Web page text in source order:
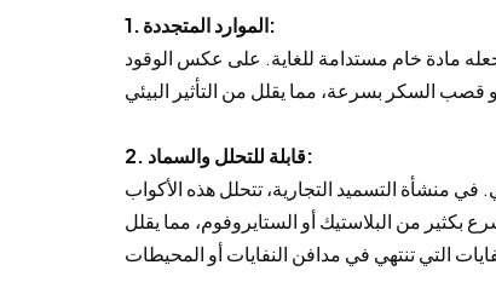
1. الموارد المتجددة:
مادة خام مستدامة للغاية. على عكس الوقود
2. قابلة للتحلل والسماد:
التسميد التجارية، تتحلل هذه الأكواب
أسرع بكثير من البلاستيك أو الستايروفوم، مما يقلل